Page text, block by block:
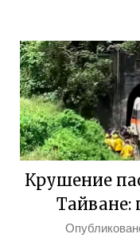
Крушение
Тайване: